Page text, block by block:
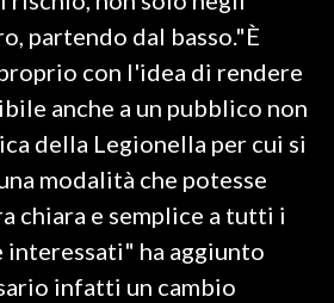
partendo dal basso."È
con l'idea di rendere
anche a un pubblico non
della Legionella per cui si
modalità che potesse
chiara e semplice a tutti i
ha aggiunto
infatti un cambio